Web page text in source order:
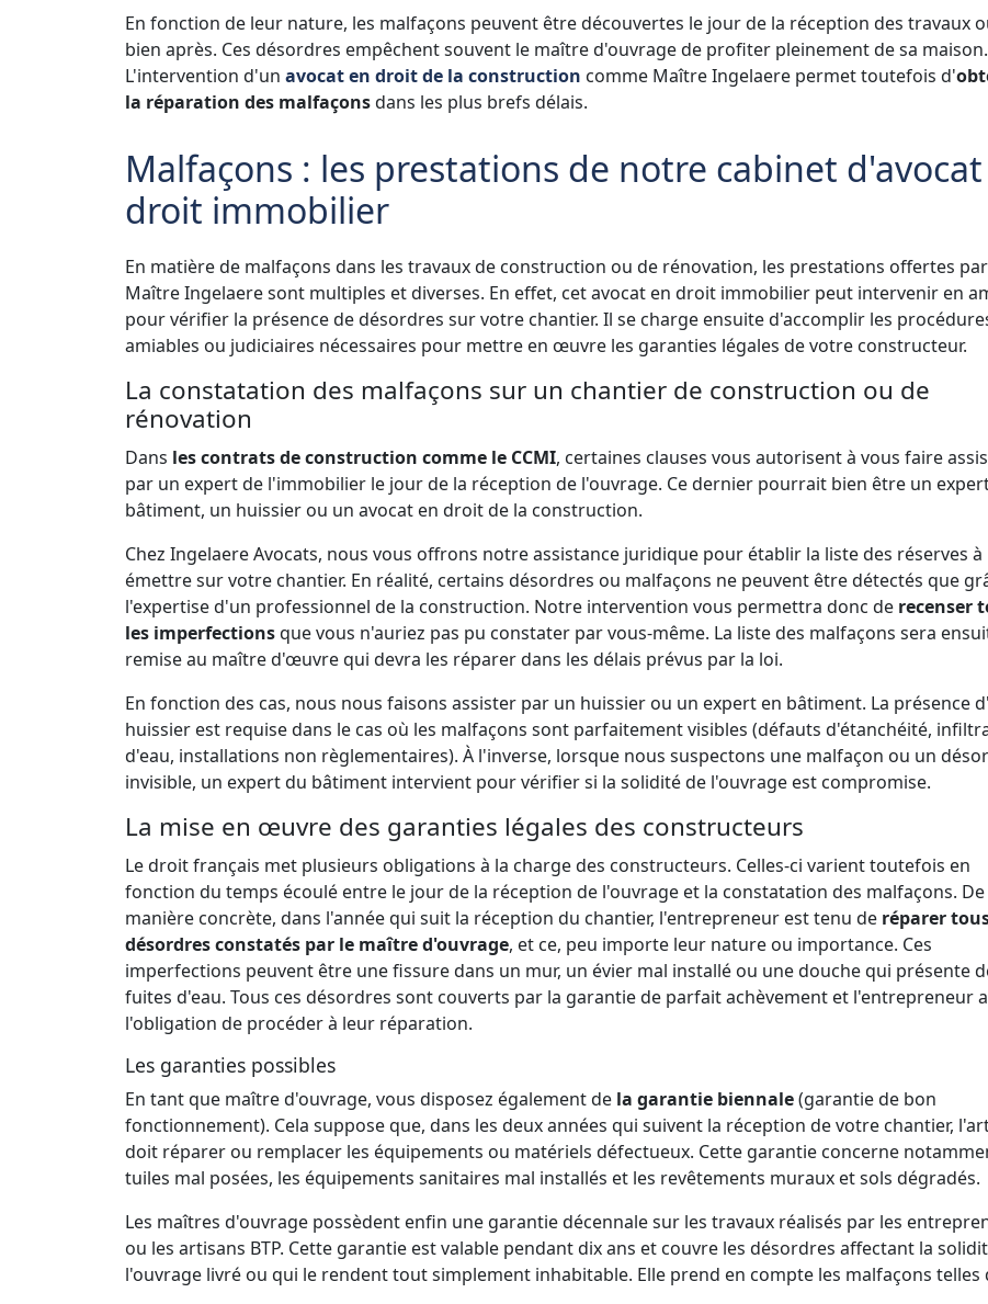
En fonction de leur nature, les malfaçons peuvent être découvertes le jour de la réception des travaux
bien après. Ces désordres empêchent souvent le maître d'ouvrage de profiter pleinement de sa maison.
L'intervention d'un avocat en droit de la construction comme Maître Ingelaere permet toutefois d'
la réparation des malfaçonsdans les plus brefs délais.
Malfaçons : les prestations de notre cabinet
droit immobilier
En matière de malfaçons dans les travaux de construction ou de rénovation, les prestations offertes par
Maître Ingelaere sont multiples et diverses. En effet, cet avocat en droit immobilier peut intervenir en
pour vérifier la présence de désordres sur votre chantier. Il se charge ensuite d'accomplir les
amiables ou judiciaires nécessaires pour mettre en œuvre les garanties légales de votre constructeur.
La constatation des malfaçons sur un chantier de construction ou de
rénovation
Dans les contrats de construction comme le CCMI, certaines clauses vous autorisent à vous faire
par un expert de l'immobilier le jour de la réception de l'ouvrage. Ce dernier pourrait bien être un
bâtiment, un huissier ou un avocat en droit de la construction.
Chez Ingelaere Avocats, nous vous offrons notre assistance juridique pour établir la liste des réserves à
émettre sur votre chantier. En réalité, certains désordres ou malfaçons ne peuvent être détectés que
l'expertise d'un professionnel de la construction. Notre intervention vous permettra donc de recenser
les imperfectionsque vous n'auriez pas pu constater par vous-même. La liste des malfaçons sera
remise au maître d'œuvre qui devra les réparer dans les délais prévus par la loi.
En fonction des cas, nous nous faisons assister par un huissier ou un expert en bâtiment. La présence
huissier est requise dans le cas où les malfaçons sont parfaitement visibles (défauts d'étanchéité,
d'eau, installations non règlementaires). À l'inverse, lorsque nous suspectons une malfaçon ou un
invisible, un expert du bâtiment intervient pour vérifier si la solidité de l'ouvrage est compromise.
La mise en œuvre des garanties légales des constructeurs
Le droit français met plusieurs obligations à la charge des constructeurs. Celles-ci varient toutefois en
fonction du temps écoulé entre le jour de la réception de l'ouvrage et la constatation des malfaçons. De
manière concrète, dans l'année qui suit la réception du chantier, l'entrepreneur est tenu de réparer
désordres constatés par le maître d'ouvrage, et ce, peu importe leur nature ou importance. Ces
imperfections peuvent être une fissure dans un mur, un évier mal installé ou une douche qui présente
fuites d'eau. Tous ces désordres sont couverts par la garantie de parfait achèvement et l'entrepreneur a
l'obligation de procéder à leur réparation.
Les garanties possibles
En tant que maître d'ouvrage, vous disposez également de la garantie biennale(garantie de bon
fonctionnement). Cela suppose que, dans les deux années qui suivent la réception de votre chantier,
doit réparer ou remplacer les équipements ou matériels défectueux. Cette garantie concerne
tuiles mal posées, les équipements sanitaires mal installés et les revêtements muraux et sols dégradés.
Les maîtres d'ouvrage possèdent enfin une garantie décennale sur les travaux réalisés par les
ou les artisans BTP. Cette garantie est valable pendant dix ans et couvre les désordres affectant la
l'ouvrage livré ou qui le rendent tout simplement inhabitable. Elle prend en compte les malfaçons telles